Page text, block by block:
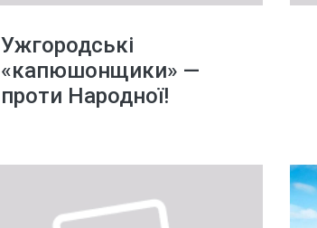
Ужгородські
«капюшонщики» —
проти Народної!